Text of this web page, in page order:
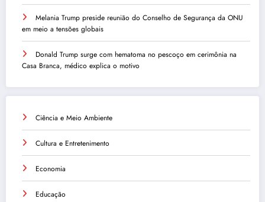
Melania Trump preside reunião do Conselho de Segurança da ONU
em meio a tensões globais
Donald Trump surge com hematoma no pescoço em cerimônia na
Casa Branca, médico explica o motivo
Ciência e Meio Ambiente
Cultura e Entretenimento
Economia
Educação